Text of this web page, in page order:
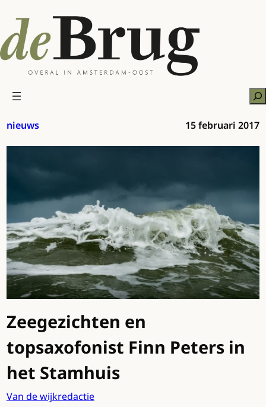
naar
de
inhoud
nieuws 15 februari 2017
Zeegezichten en
topsaxofonist Finn Peters in
het Stamhuis
Van de wijkredactie